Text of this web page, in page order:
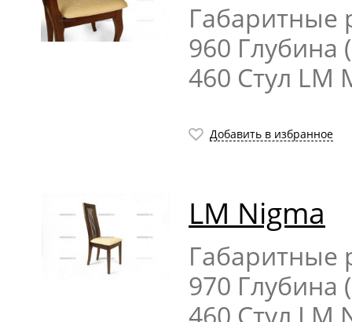
Габаритные
960
460 Стул LM
Добавить в избранное
LM Nigma
Габаритные
970